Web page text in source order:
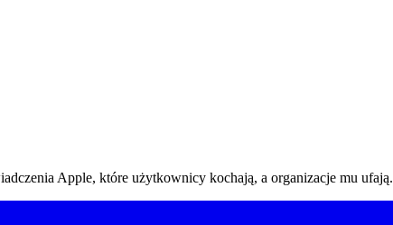
Apple, które użytkownicy kochają, a organizacje mu ufają.